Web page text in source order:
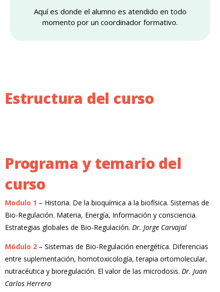
Aquí es donde el alumno es atendido en todo
momento por un coordinador formativo.
Estructura del curso
Programa y temario del
curso
Modulo 1 – Historia. De la bioquímica a la biofísica. Sistemas de
Bio-Regulación. Materia, Energía, Información y consciencia.
Estrategias globales de Bio-Regulación. Dr. Jorge Carvajal
Módulo 2 – Sistemas de Bio-Regulación energética. Diferencias
entre suplementación, homotoxicología, terapia ortomolecular,
nutracéutica y bioregulación. El valor de las microdosis. Dr. Juan
Carlos Herrera